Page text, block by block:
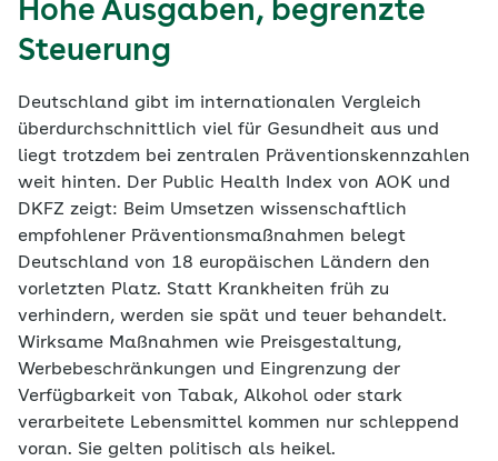
Hohe Ausgaben, begrenzte
Steuerung
Deutschland gibt im internationalen Vergleich
überdurchschnittlich viel für Gesundheit aus und
liegt trotzdem bei zentralen Präventionskennzahlen
weit hinten. Der Public Health Index von AOK und
DKFZ zeigt: Beim Umsetzen wissenschaftlich
empfohlener Präventionsmaßnahmen belegt
Deutschland von 18 europäischen Ländern den
vorletzten Platz. Statt Krankheiten früh zu
verhindern, werden sie spät und teuer behandelt.
Wirksame Maßnahmen wie Preisgestaltung,
Werbebeschränkungen und Eingrenzung der
Verfügbarkeit von Tabak, Alkohol oder stark
verarbeitete Lebensmittel kommen nur schleppend
voran. Sie gelten politisch als heikel.